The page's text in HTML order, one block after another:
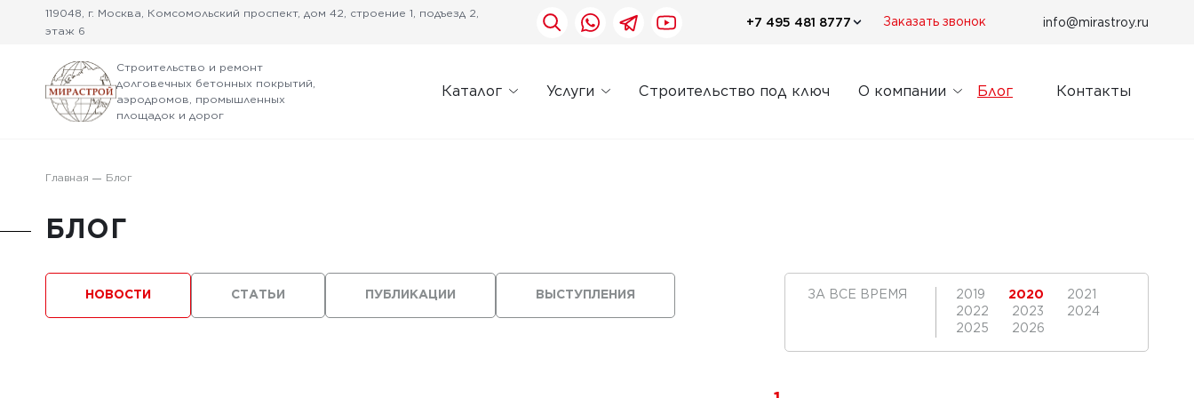
119048, г. Москва, Комсомольский проспект, дом 42, строение 1, подъезд 2,
этаж 6
+7 495 481 8777 Заказать звонок info@mirastroy.ru
Строительство и ремонт
долговечных бетонных покрытий,
аэродромов, промышленных
площадок и дорог
Каталог Услуги Строительство под ключ О компании Блог Контакты
Главная Блог
БЛОГ
ВЫСТУПЛЕНИЯ
ПУБЛИКАЦИИ
НОВОСТИ СТАТЬИ ЗА ВСЕ ВРЕМЯ 2019 2020
2021
2022
2023
2024
2025
2026